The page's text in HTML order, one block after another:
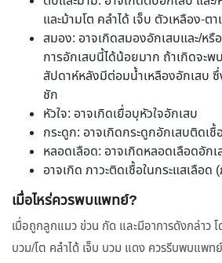
และม้ามโต คลำได้ เจ็บ ตัวเหลือง-ตา
สมอง: อาจเกิดสมองอักเสบและ/ห
การอักเสบนี้ได้น้อยมาก ถ้าเกิดจะ
สัปดาห์หลังมีต่อมน้ำเหลืองอักเสบ
ชัก
หัวใจ: อาจเกิดเยื่อบุหัวใจอักเสบ
กระดูก: อาจเกิดกระดูกอักเสบติดเชื้
หลอดเลือด: อาจเกิดหลอดเลือดอักเ
อาจเกิด ภาวะติดเชื้อในกระแสเลือด
เมื่อไหร่ควรพบแพทย์?
เมื่อถูกลูกแมว ข่วน กัด และมีอาการดังกล่าว
บวม/โต คลำได้ เจ็บ บวม แดง ควรรีบพบแพท